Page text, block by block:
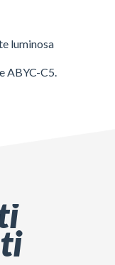
luminosa
ABYC-C5.